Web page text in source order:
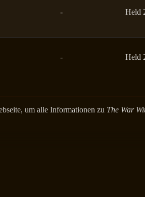
- Held
- Held
um alle Informationen zu The War